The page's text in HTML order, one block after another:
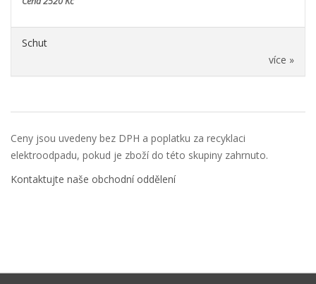
Schut
více »
Ceny jsou uvedeny bez DPH a poplatku za recyklaci
elektroodpadu, pokud je zboží do této skupiny zahrnuto.
Kontaktujte naše obchodní oddělení